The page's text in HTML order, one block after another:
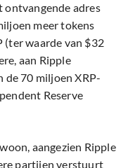
ontvangende adres
meer tokens
(ter waarde van $32
aan Ripple
70 miljoen XRP-
Reserve
aangezien Ripple
partijen verstuurt